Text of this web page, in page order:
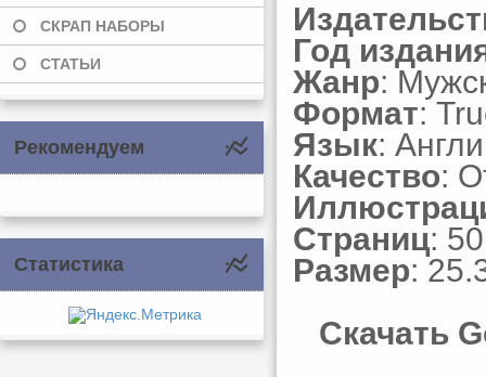
СКРАП НАБОРЫ
СТАТЬИ
Рекомендуем
Статистика
Год
Жанр:
Формат:
Язык:
Качество:
Страниц: 50
Размер:
Скачать